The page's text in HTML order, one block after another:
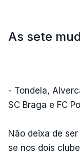
As sete
- Tondela,
SC Braga e FC
Não deixa de
se nos dois